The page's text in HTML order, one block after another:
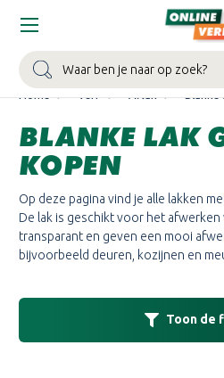
Zoeken
WIN EEN BALLONVAART:Bij
muurverf en/
Bekijk
Home Verf Aflak Blanke
BLANKE LAK
KOPEN
Op deze pagina vind je alle lakken
De lak is geschikt voor het afwerken
transparant en geven een mooi
bijvoorbeeld deuren, kozijnen en
Toon de